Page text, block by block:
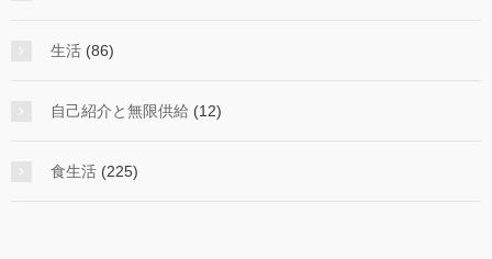
生活 (86)
自己紹介と無限供給 (12)
食生活 (225)